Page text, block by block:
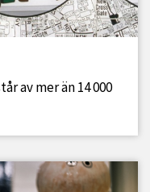
av mer än 14 000